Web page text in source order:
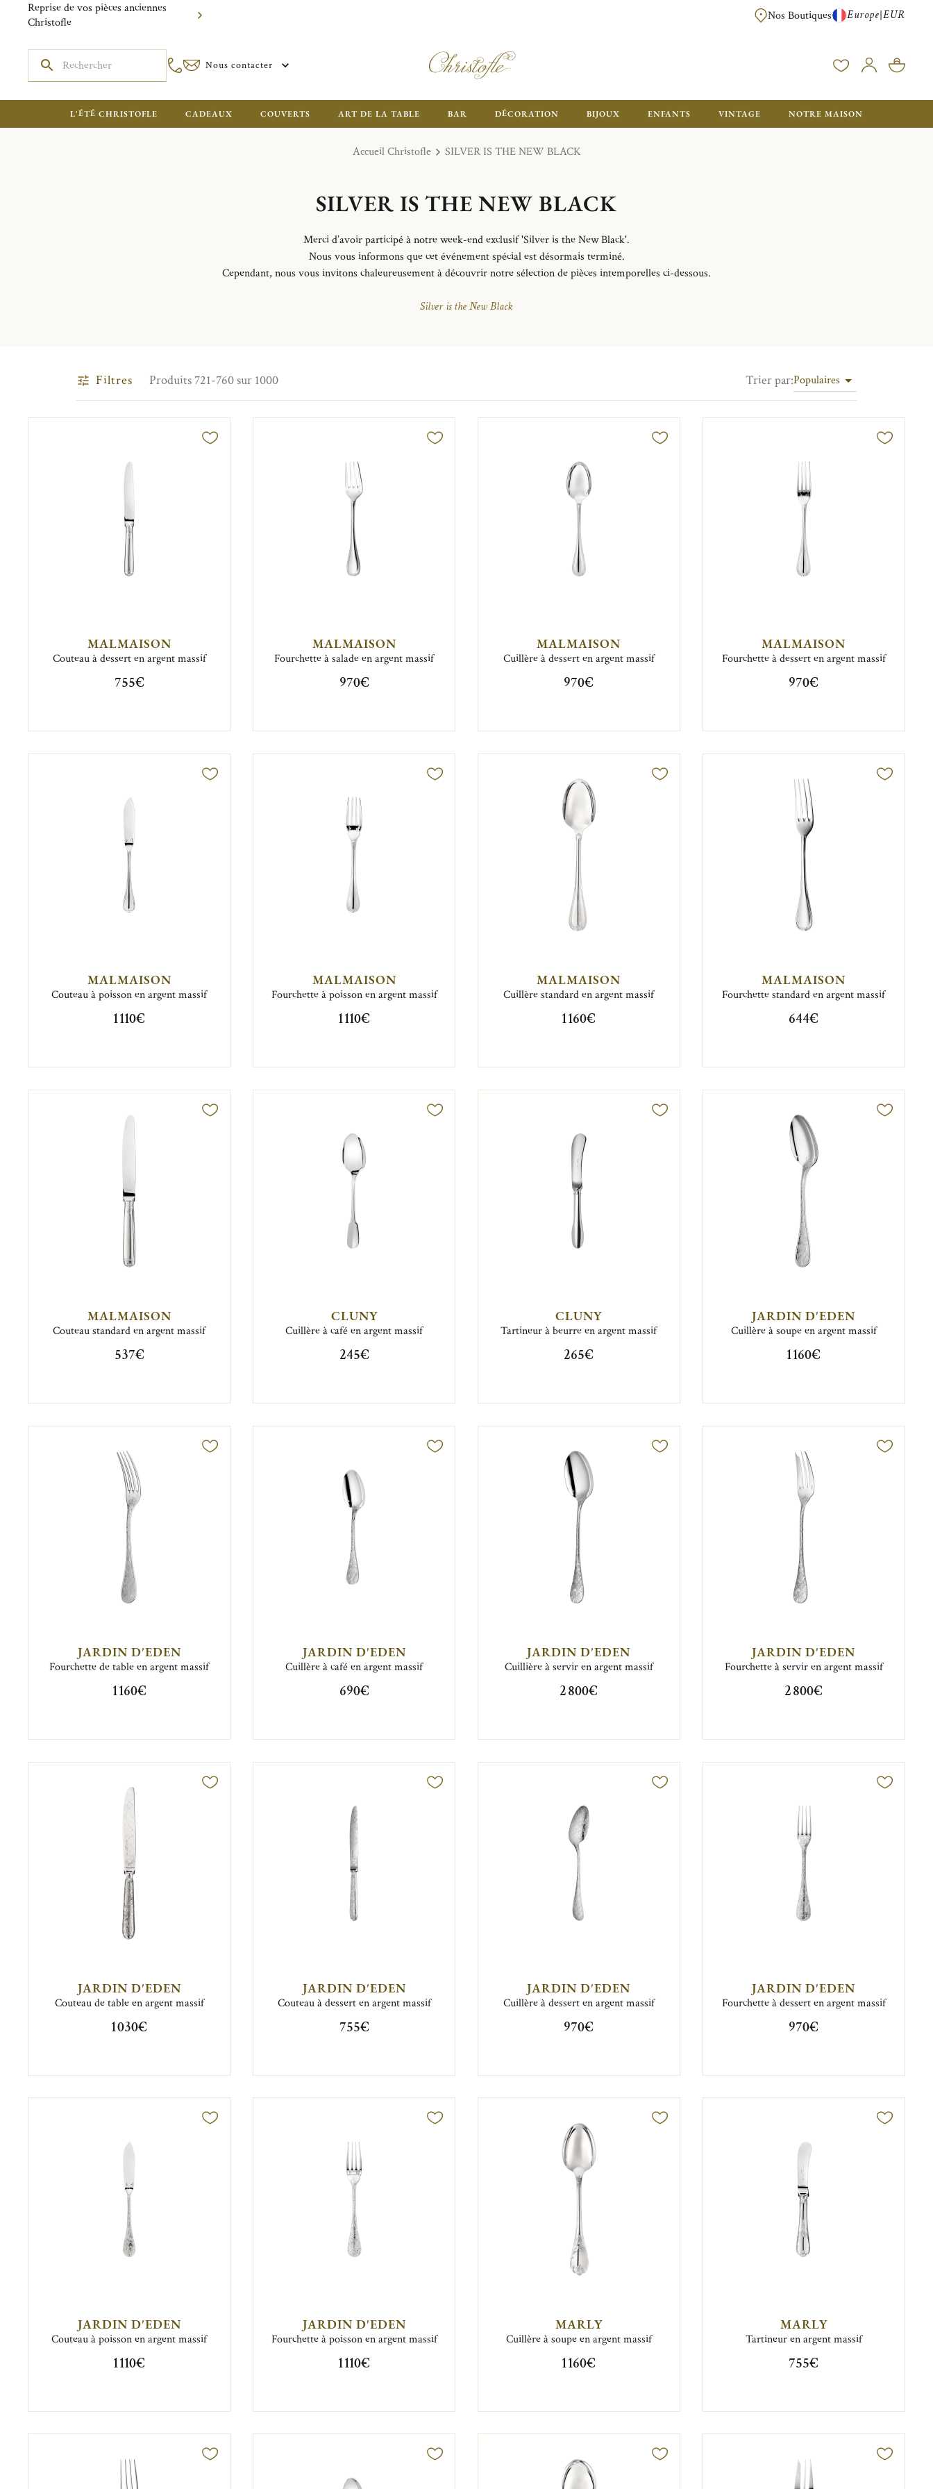
Reprise de vos pièces anciennes
Christofle
LIVRAISON OFFERTE DÈS 350€ D'ACHAT, AVEC
Nos Boutiques Europe|EUR
Nous contacter
L'ÉTÉ CHRISTOFLE CADEAUX COUVERTS ART DE LA TABLE BAR DÉCORATION BIJOUX ENFANTS VINTAGE NOTRE MAISON
Accueil Christofle SILVER IS THE NEW BLACK
SILVER IS THE NEW BLACK
Merci d’avoir participé à notre week-end exclusif 'Silver is the New Black'.
Nous vous informons que cet événement spécial est désormais terminé.
Cependant, nous vous invitons chaleureusement à découvrir notre sélection de pièces intemporelles ci-dessous.
Silver is the New Black
Filtres Produits 721-760 sur 1000 Trier par:Populaires
MALMAISON
Couteau à dessert en argent massif
755€
MALMAISON
Fourchette à salade en argent massif
970€
MALMAISON
Cuillère à dessert en argent massif
970€
MALMAISON
Fourchette à dessert en argent massif
970€
MALMAISON
Couteau à poisson en argent massif
1 110€
MALMAISON
Fourchette à poisson en argent massif
1 110€
MALMAISON
Cuillère standard en argent massif
1 160€
MALMAISON
Fourchette standard en argent massif
644€
MALMAISON
Couteau standard en argent massif
537€
CLUNY
Cuillère à café en argent massif
245€
CLUNY
Tartineur à beurre en argent massif
265€
JARDIN D'EDEN
Cuillère à soupe en argent massif
1 160€
JARDIN D'EDEN
Fourchette de table en argent massif
1 160€
JARDIN D'EDEN
Cuillère à café en argent massif
690€
JARDIN D'EDEN
Cuillière à servir en argent massif
2 800€
JARDIN D'EDEN
Fourchette à servir en argent massif
2 800€
JARDIN D'EDEN
Couteau de table en argent massif
1 030€
JARDIN D'EDEN
Couteau à dessert en argent massif
755€
JARDIN D'EDEN
Cuillère à dessert en argent massif
970€
JARDIN D'EDEN
Fourchette à dessert en argent massif
970€
JARDIN D'EDEN
Couteau à poisson en argent massif
1 110€
JARDIN D'EDEN
Fourchette à poisson en argent massif
1 110€
MARLY
Cuillère à soupe en argent massif
1 160€
MARLY
Tartineur en argent massif
755€